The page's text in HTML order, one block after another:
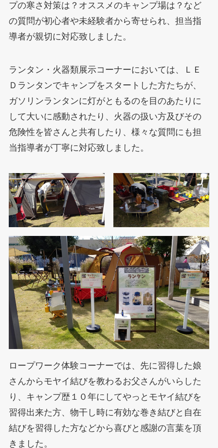
プの寒さ対策は？オススメのキャンプ場は？など
の質問が初心者や未経験者から寄せられ、担当指
導者が親切に対応致しました。
ランタン・火器類展示コーナーにおいては、ＬＥ
Ｄランタンでキャンプをスタートした方たちが、
ガソリンランタンに灯がともるのを目のあたりに
して大いに感動されたり、火器の扱い方及びその
危険性を皆さんと共有したり、様々な質問にも担
当指導者が丁寧に対応致しました。
ロープワーク体験コーナーでは、先に習得した娘
さんからモヤイ結びを教わるお父さんがいらした
り、キャンプ歴１０年にしてやっとモヤイ結びを
習得出来た方、物干し時に有効な巻き結びと自在
結びを習得した方などから喜びと感謝の言葉を頂
きました。